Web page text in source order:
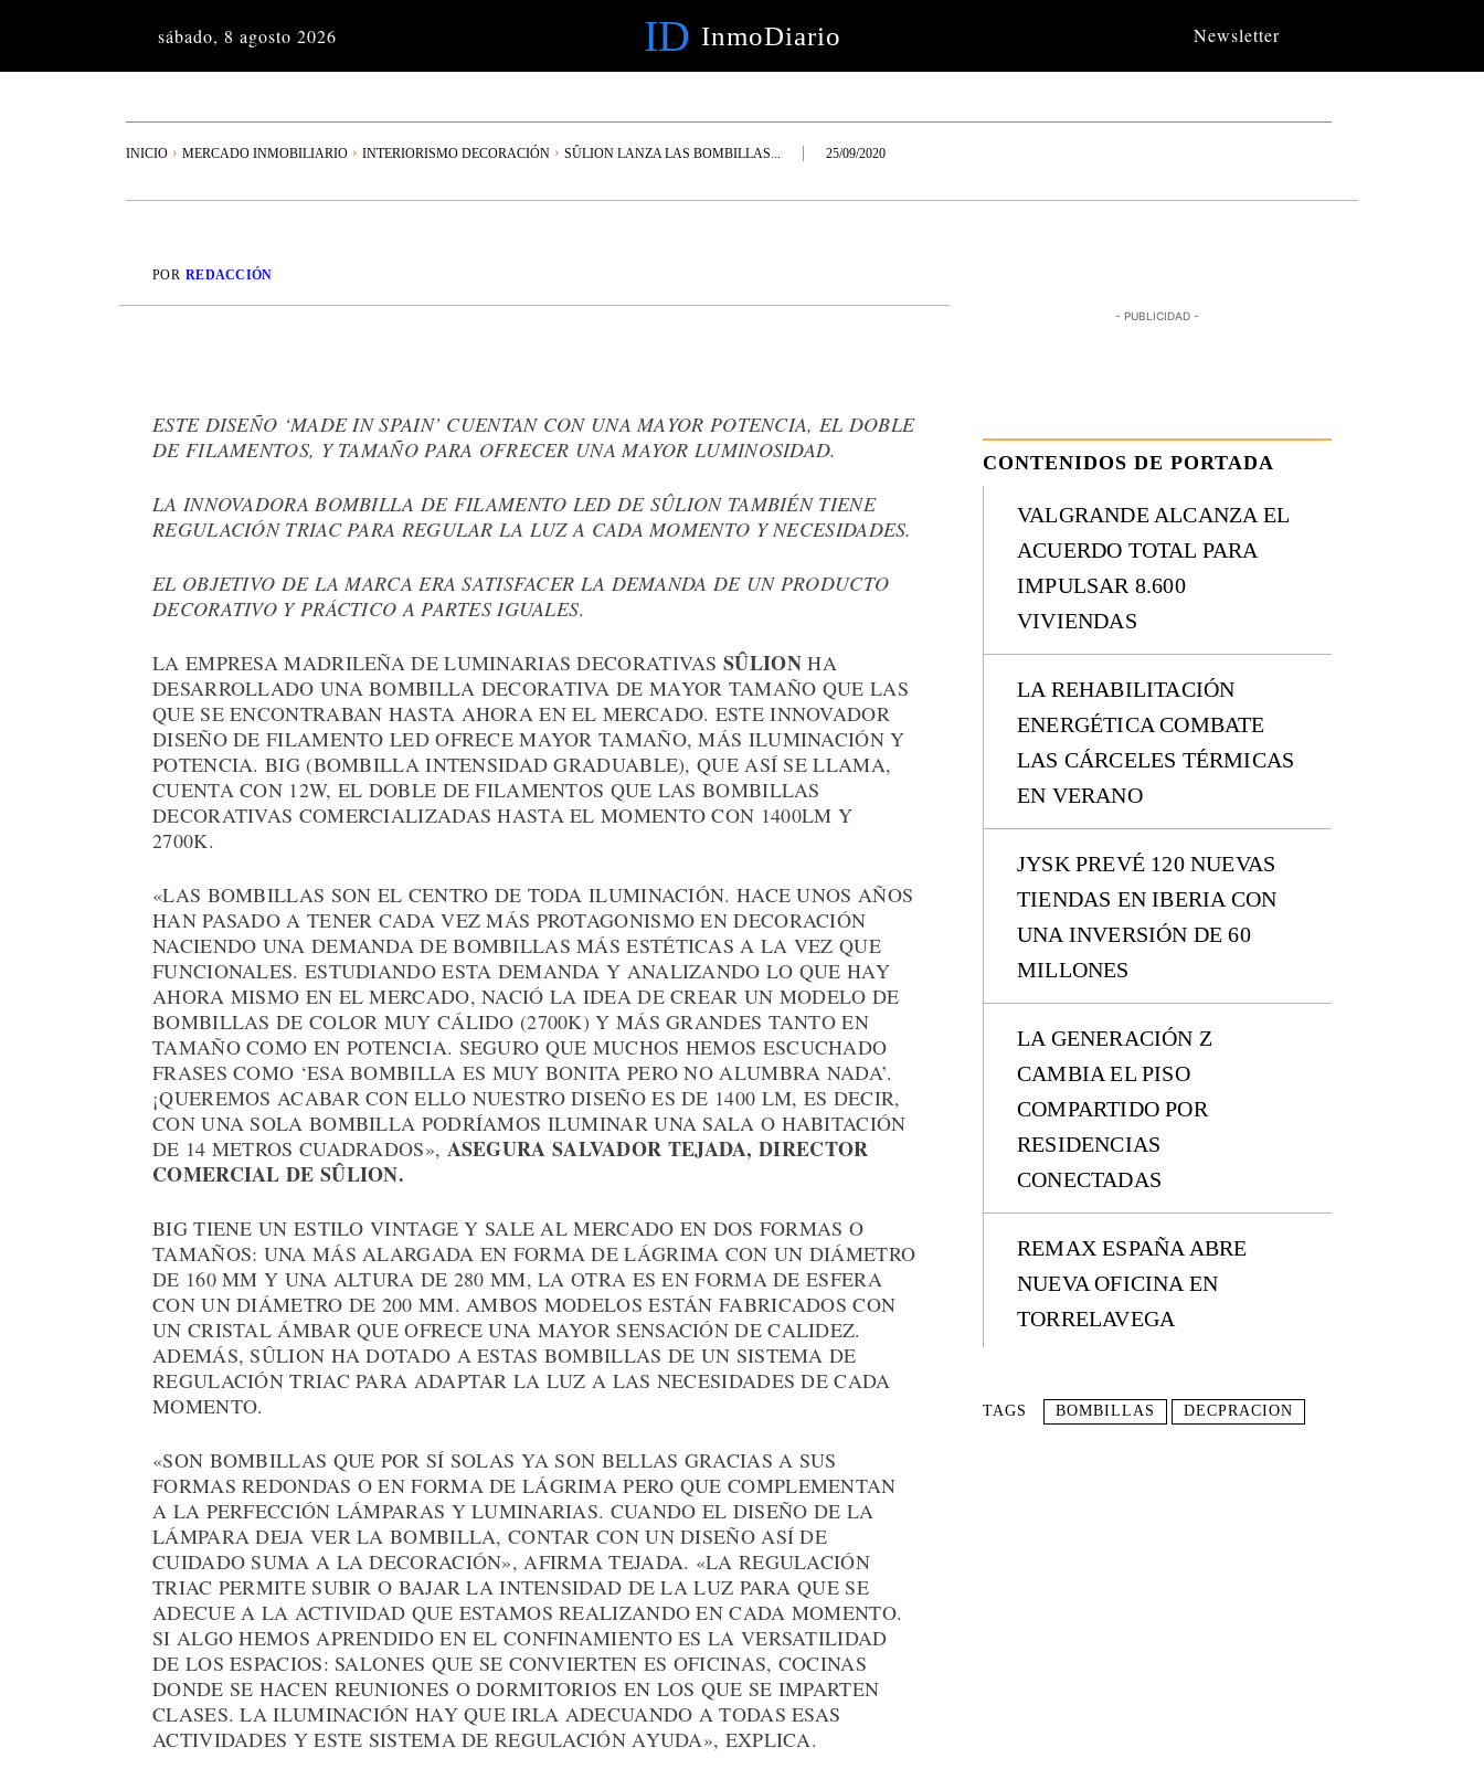
sábado, 8 agosto 2026 ID InmoDiario Newsletter
INICIO MERCADO INMOBILIARIO INTERIORISMO DECORACIÓN SÛLION LANZA LAS BOMBILLAS... 25/09/2020
POR REDACCIÓN
ESTE DISEÑO ‘MADE IN SPAIN’ CUENTAN CON UNA MAYOR POTENCIA, EL DOBLE
DE FILAMENTOS, Y TAMAÑO PARA OFRECER UNA MAYOR LUMINOSIDAD.
LA INNOVADORA BOMBILLA DE FILAMENTO LED DE SÛLION TAMBIÉN TIENE
REGULACIÓN TRIAC PARA REGULAR LA LUZ A CADA MOMENTO Y NECESIDADES.
EL OBJETIVO DE LA MARCA ERA SATISFACER LA DEMANDA DE UN PRODUCTO
DECORATIVO Y PRÁCTICO A PARTES IGUALES.
LA EMPRESA MADRILEÑA DE LUMINARIAS DECORATIVASSÛLIONHA
DESARROLLADO UNA BOMBILLA DECORATIVA DE MAYOR TAMAÑO QUE LAS
QUE SE ENCONTRABAN HASTA AHORA EN EL MERCADO. ESTE INNOVADOR
DISEÑO DE FILAMENTO LED OFRECE MAYOR TAMAÑO, MÁS ILUMINACIÓN Y
POTENCIA. BIG (BOMBILLA INTENSIDAD GRADUABLE), QUE ASÍ SE LLAMA,
CUENTA CON 12W, EL DOBLE DE FILAMENTOS QUE LAS BOMBILLAS
DECORATIVAS COMERCIALIZADAS HASTA EL MOMENTO CON 1400LM Y
2700K.
«LAS BOMBILLAS SON EL CENTRO DE TODA ILUMINACIÓN. HACE UNOS AÑOS
HAN PASADO A TENER CADA VEZ MÁS PROTAGONISMO EN DECORACIÓN
NACIENDO UNA DEMANDA DE BOMBILLAS MÁS ESTÉTICAS A LA VEZ QUE
FUNCIONALES. ESTUDIANDO ESTA DEMANDA Y ANALIZANDO LO QUE HAY
AHORA MISMO EN EL MERCADO, NACIÓ LA IDEA DE CREAR UN MODELO DE
BOMBILLAS DE COLOR MUY CÁLIDO (2700K) Y MÁS GRANDES TANTO EN
TAMAÑO COMO EN POTENCIA. SEGURO QUE MUCHOS HEMOS ESCUCHADO
FRASES COMO ‘ESA BOMBILLA ES MUY BONITA PERO NO ALUMBRA NADA’.
¡QUEREMOS ACABAR CON ELLO NUESTRO DISEÑO ES DE 1400 LM, ES DECIR,
CON UNA SOLA BOMBILLA PODRÍAMOS ILUMINAR UNA SALA O HABITACIÓN
DE 14 METROS CUADRADOS», ASEGURA SALVADOR TEJADA, DIRECTOR
COMERCIAL DE SÛLION.
BIG TIENE UN ESTILO VINTAGE Y SALE AL MERCADO EN DOS FORMAS O
TAMAÑOS: UNA MÁS ALARGADA EN FORMA DE LÁGRIMA CON UN DIÁMETRO
DE 160 MM Y UNA ALTURA DE 280 MM, LA OTRA ES EN FORMA DE ESFERA
CON UN DIÁMETRO DE 200 MM. AMBOS MODELOS ESTÁN FABRICADOS CON
UN CRISTAL ÁMBAR QUE OFRECE UNA MAYOR SENSACIÓN DE CALIDEZ.
ADEMÁS, SÛLION HA DOTADO A ESTAS BOMBILLAS DE UN SISTEMA DE
REGULACIÓN TRIAC PARA ADAPTAR LA LUZ A LAS NECESIDADES DE CADA
MOMENTO.
«SON BOMBILLAS QUE POR SÍ SOLAS YA SON BELLAS GRACIAS A SUS
FORMAS REDONDAS O EN FORMA DE LÁGRIMA PERO QUE COMPLEMENTAN
A LA PERFECCIÓN LÁMPARAS Y LUMINARIAS. CUANDO EL DISEÑO DE LA
LÁMPARA DEJA VER LA BOMBILLA, CONTAR CON UN DISEÑO ASÍ DE
CUIDADO SUMA A LA DECORACIÓN», AFIRMA TEJADA. «LA REGULACIÓN
TRIAC PERMITE SUBIR O BAJAR LA INTENSIDAD DE LA LUZ PARA QUE SE
ADECUE A LA ACTIVIDAD QUE ESTAMOS REALIZANDO EN CADA MOMENTO.
SI ALGO HEMOS APRENDIDO EN EL CONFINAMIENTO ES LA VERSATILIDAD
DE LOS ESPACIOS: SALONES QUE SE CONVIERTEN ES OFICINAS, COCINAS
DONDE SE HACEN REUNIONES O DORMITORIOS EN LOS QUE SE IMPARTEN
CLASES. LA ILUMINACIÓN HAY QUE IRLA ADECUANDO A TODAS ESAS
ACTIVIDADES Y ESTE SISTEMA DE REGULACIÓN AYUDA», EXPLICA.
- PUBLICIDAD -
CONTENIDOS DE PORTADA
VALGRANDE ALCANZA EL
ACUERDO TOTAL PARA
IMPULSAR 8.600
VIVIENDAS
LA REHABILITACIÓN
ENERGÉTICA COMBATE
LAS CÁRCELES TÉRMICAS
EN VERANO
JYSK PREVÉ 120 NUEVAS
TIENDAS EN IBERIA CON
UNA INVERSIÓN DE 60
MILLONES
LA GENERACIÓN Z
CAMBIA EL PISO
COMPARTIDO POR
RESIDENCIAS
CONECTADAS
REMAX ESPAÑA ABRE
NUEVA OFICINA EN
TORRELAVEGA
TAGS BOMBILLAS DECPRACION